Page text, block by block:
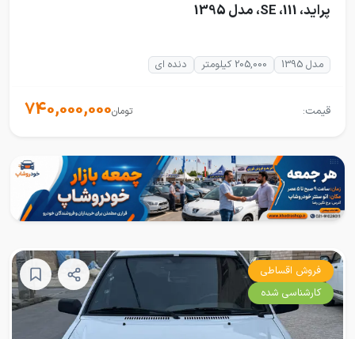
پراید، 111، SE، مدل 1395
مدل 1395 205,000 کیلومتر دنده ای
قیمت: 740,000,000تومان
فروش اقساطی
کارشناسی شده